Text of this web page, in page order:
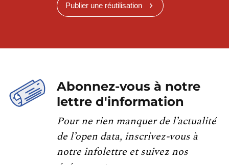
Publier une réutilisation
Abonnez-vous à notre
lettre d'information
Pour ne rien manquer de l’actualité
de l’open data, inscrivez-vous à
notre infolettre et suivez nos